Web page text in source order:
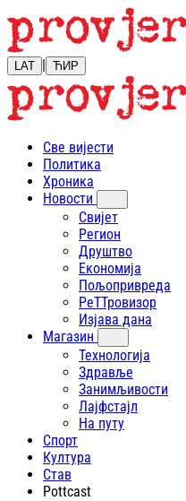
LAT | ЋИР
Све вијести
Политика
Хроника
Новости
Свијет
Регион
Друштво
Економија
Пољопривреда
РеТТровизор
Изјава дана
Магазин
Технологија
Здравље
Занимљивости
Лајфстajл
На путу
Спорт
Култура
Став
Pottcast